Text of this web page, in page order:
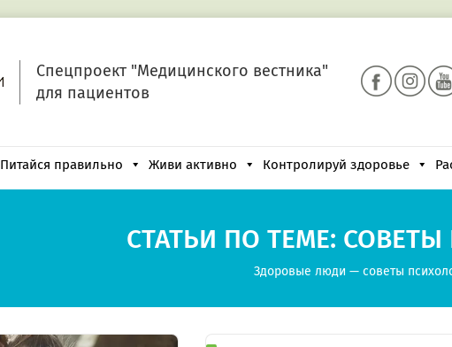
Спецпроект "Медицинского вестника"
для пациентов
Питайся правильно Живи активно Контролируй здоровье
СТАТЬИ ПО ТЕМЕ:
Здоровые люди — советы